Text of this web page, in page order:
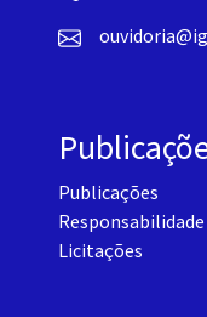
Publicações
Licitações